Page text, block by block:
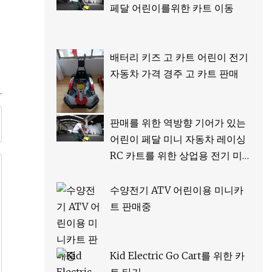
페달 어린이를위한 카트 이동
배터리 키즈 고 카트 어린이 전기
자동차 가격 경주 고 카트 판매
판매를 위한 역방향 기어가 있는
어린이 페달 미니 자동차 레이싱
RC 카트를 위한 상업용 전기 미
수양전기 ATV 어린이용 미니카
트 판매중
Kid Electric Go Cart를 위한 카